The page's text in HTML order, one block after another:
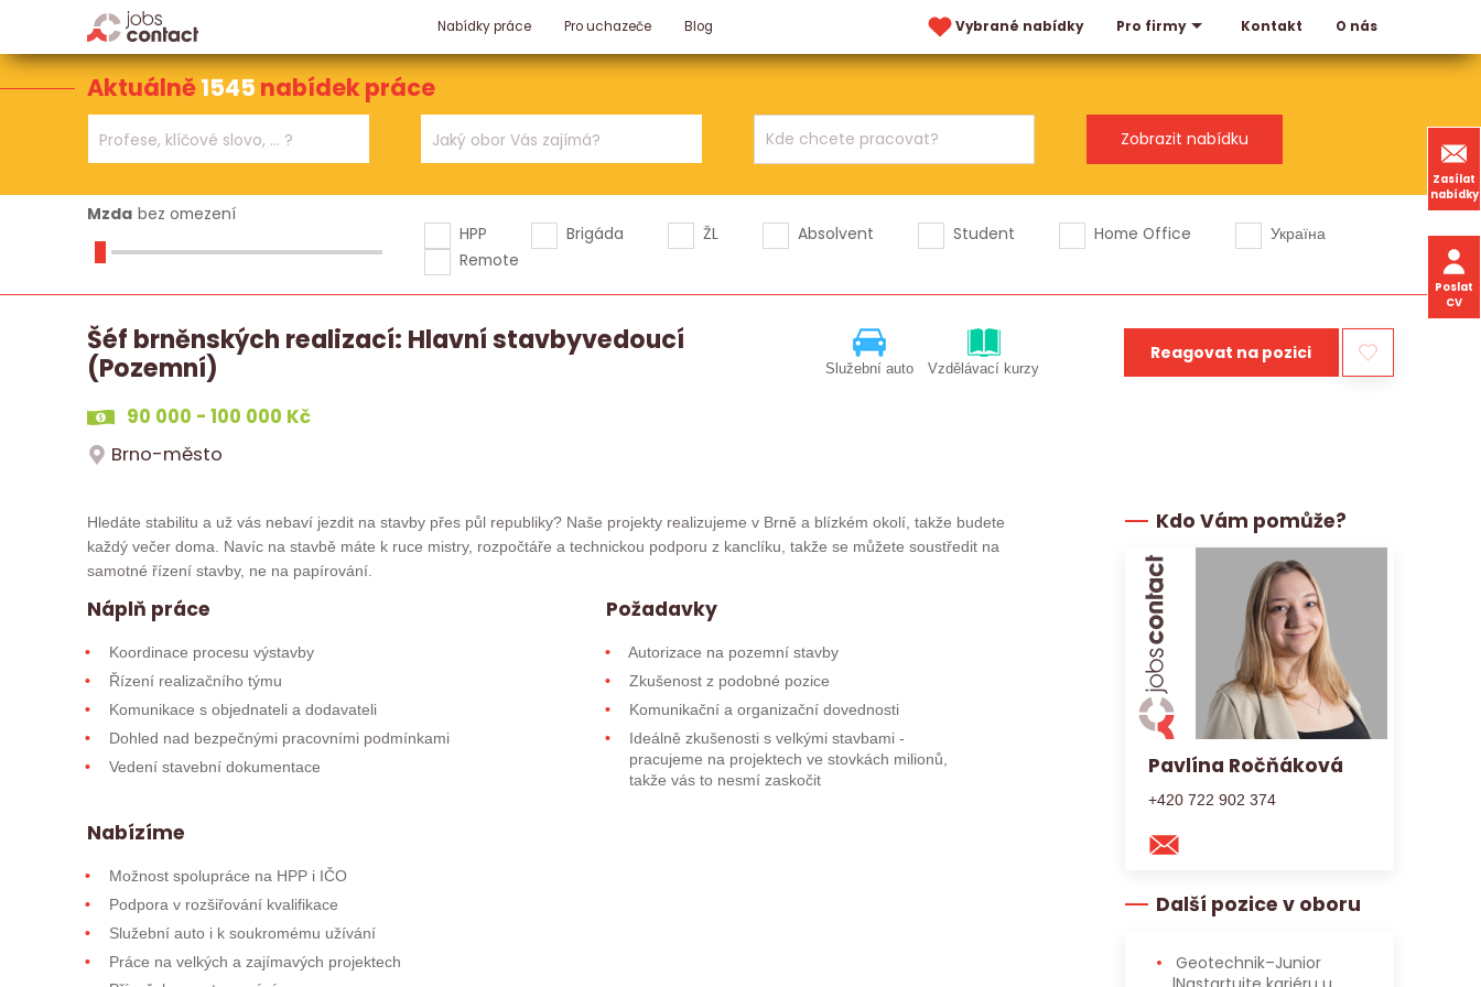
Nabídky práce Pro uchazeče Blog Vybrané nabídky Pro firmy Kontakt O nás
Zasílat
nabídky
Poslat
CV
Aktuálně1545 nabídek práce
Mzda bez omezení
HPP
Brigáda ŽL Absolvent Student Home Office
Україна
Remote
Šéf brněnských realizací: Hlavní stavbyvedoucí
(Pozemní)
90 000 - 100 000 Kč
Brno-město
Služební auto Vzdělávací kurzy
Reagovat na pozici
Hledáte stabilitu a už vás nebaví jezdit na stavby přes půl republiky? Naše projekty realizujeme v Brně a blízkém okolí, takže budete
každý večer doma. Navíc na stavbě máte k ruce mistry, rozpočtáře a technickou podporu z kanclíku, takže se můžete soustředit na
samotné řízení stavby, ne na papírování.
Náplň práce
Koordinace procesu výstavby
Řízení realizačního týmu
Komunikace s objednateli a dodavateli
Dohled nad bezpečnými pracovními podmínkami
Vedení stavební dokumentace
Požadavky
Autorizace na pozemní stavby
Zkušenost z podobné pozice
Komunikační a organizační dovednosti
Ideálně zkušenosti s velkými stavbami -
pracujeme na projektech ve stovkách milionů,
takže vás to nesmí zaskočit
Nabízíme
Možnost spolupráce na HPP i IČO
Podpora v rozšiřování kvalifikace
Služební auto i k soukromému užívání
Práce na velkých a zajímavých projektech
Kdo Vám pomůže?
Pavlína Ročňáková
+420 722 902 374
Další pozice v oboru